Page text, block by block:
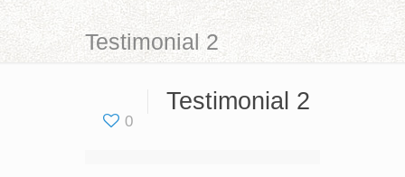
Testimonial 2
0
Testimonial 2